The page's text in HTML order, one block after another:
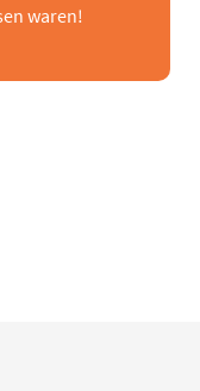
waren!